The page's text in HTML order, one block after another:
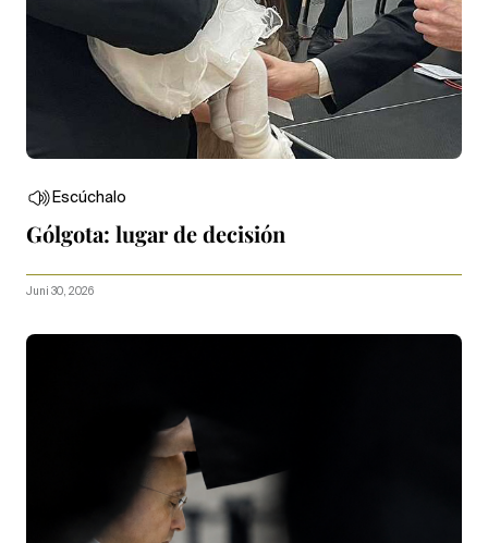
Escúchalo
Gólgota: lugar de decisión
Juni 30, 2026